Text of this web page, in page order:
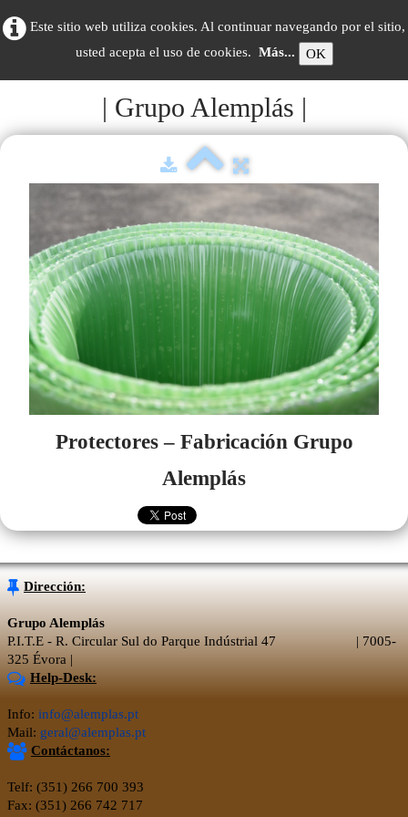
Este sitio web utiliza cookies. Al continuar navegando por el sitio,
usted acepta el uso de cookies. Más... OK
| Grupo Alemplás |
Protectores – Fabricación Grupo
Alemplás
Dirección:
Grupo Alemplás
P.I.T.E - R. Circular Sul do Parque Indústrial 47 | 7005-
325 Évora |
Help-Desk:
Info: info@alemplas.pt
Mail: geral@alemplas.pt
Contáctanos:
Telf: (351) 266 700 393
Fax: (351) 266 742 717